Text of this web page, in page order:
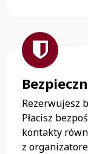
Rezerwujesz
Płacisz
kontakty
z